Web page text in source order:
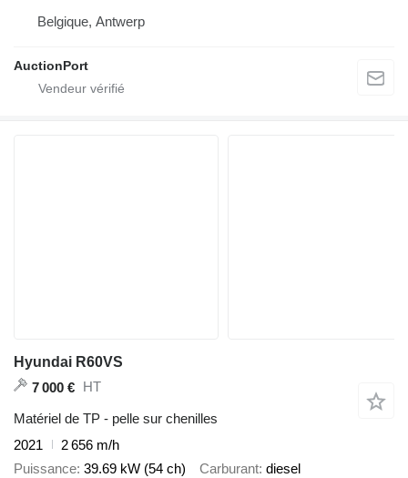
Belgique, Antwerp
AuctionPort
Hyundai R60VS
7 000 € HT
Matériel de TP - pelle sur chenilles
2021
2 656 m/h
Puissance 39.69 kW (54 ch) Carburant diesel